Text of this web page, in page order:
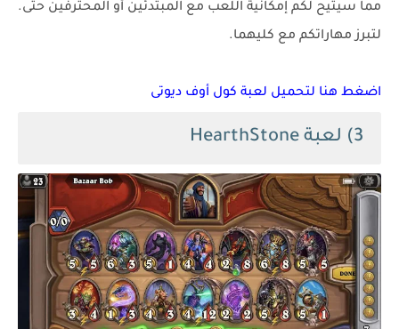
مما سيتيح لكم إمكانية اللعب مع المبتدئين أو المحترفين حتى.
لتبرز مهاراتكم مع كليهما.
اضغط هنا لتحميل لعبة كول أوف ديوتى
3) لعبة HearthStone